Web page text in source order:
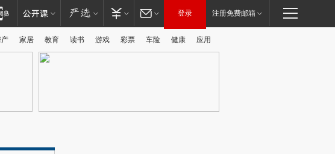
登录 注册免费邮箱
产 家居 教育 读书 游戏 彩票 车险 健康 应用